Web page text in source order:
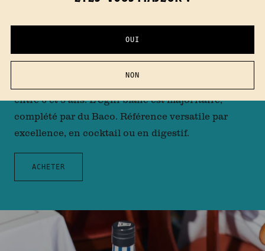
OUI
NON
ARMIN 6 ANS
entre 6 et 8 ans. L'Ugni blanc est majoritaire,
complété par du Baco. Référence versatile par
excellence, en cocktail ou en digestif.
ACHETER